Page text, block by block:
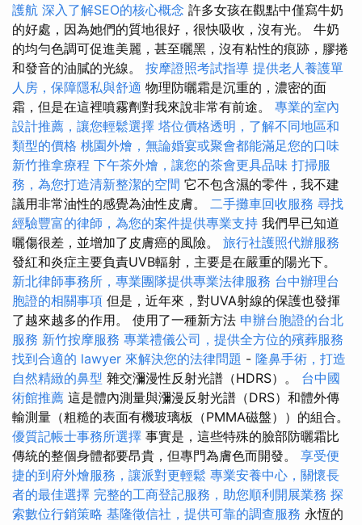
護航 深入了解SEO的核心概念 許多女孩在觀點中僅寫牛奶
的好處，因為她們的質地很好，很快吸收，沒有光。 牛奶
的均勻色調可促進美麗，甚至曬黑，沒有粘性的痕跡，膠捲
和發音的油膩的光線。 按摩證照考試指導 提供老人養護單
人房，保障隱私與舒適 物理防曬霜是沉重的，濃密的面
霜，但是在這裡噴霧劑對我來說非常有前途。 專業的室內
設計推薦，讓您輕鬆選擇 塔位價格透明，了解不同地區和
類型的價格 桃園外燴，無論婚宴或聚會都能滿足您的口味
新竹推拿療程 下午茶外燴，讓您的茶會更具品味 打掃服
務，為您打造清新整潔的空間 它不包含濕的零件，我不建
議用非常油性的感覺為油性皮膚。 二手攤車回收服務 尋找
經驗豐富的律師，為您的案件提供專業支持 我們早已知道
曬傷很差，並增加了皮膚癌的風險。 旅行社護照代辦服務
發紅和炎症主要負責UVB輻射，主要是在嚴重的陽光下。
新北律師事務所，專業團隊提供專業法律服務 台中辦理台
胞證的相關事項 但是，近年來，對UVA射線的保護也發揮
了越來越多的作用。 使用了一種新方法 申辦台胞證的台北
服務 新竹按摩服務 專業禮儀公司，提供全方位的殯葬服務
找到合適的 lawyer 來解決您的法律問題 - 隆鼻手術，打造
自然精緻的鼻型 雜交瀰漫性反射光譜（HDRS）。 台中國
術館推薦 這是體內測量與瀰漫反射光譜（DRS）和體外傳
輸測量（粗糙的表面有機玻璃板（PMMA磁盤））的組合。
優質記帳士事務所選擇 事實是，這些特殊的臉部防曬霜比
傳統的整個身體都要昂貴，但專門為膚色而開發。 享受便
捷的到府外燴服務，讓派對更輕鬆 專業安養中心，關懷長
者的最佳選擇 完整的工商登記服務，助您順利開展業務 探
索數位行銷策略 基隆徵信社，提供可靠的調查服務 永恆的